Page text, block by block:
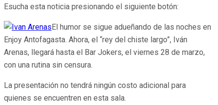
Esucha esta noticia presionando el siguiente botón:
El humor se sigue adueñando de las noches en
Enjoy Antofagasta. Ahora, el “rey del chiste largo”, Iván
Arenas, llegará hasta el Bar Jokers, el viernes 28 de marzo,
con una rutina sin censura.
La presentación no tendrá ningún costo adicional para
quienes se encuentren en esta sala.